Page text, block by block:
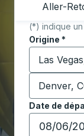
Aller-
(*) indique
Origine *
Destination
Date de
Tapez la